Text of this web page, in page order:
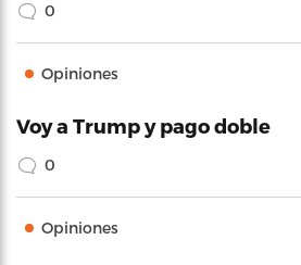
0
Opiniones
Voy a Trump y pago doble
0
Opiniones